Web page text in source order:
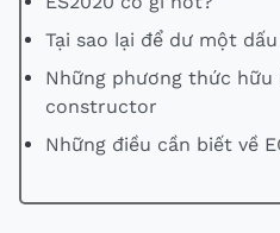
Tại sao lại để dư một
Những phương thức hữu
constructor
Những điều cần biết về